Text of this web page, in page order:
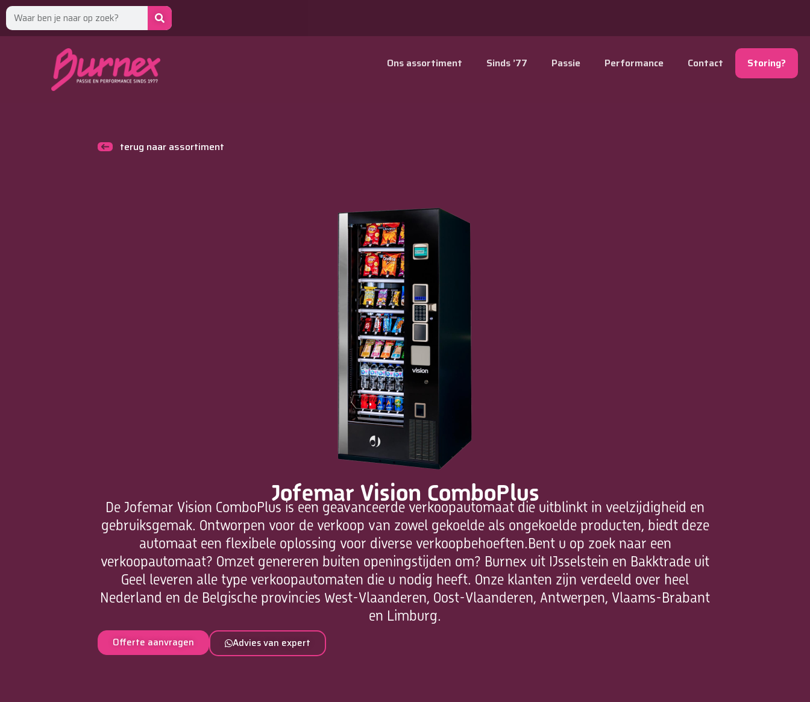
Ons assortiment Sinds ’77 Passie Performance Contact Storing?
terug naar assortiment
Jofemar Vision ComboPlus
​De Jofemar Vision ComboPlus is een geavanceerde verkoopautomaat die uitblinkt in veelzijdigheid en
gebruiksgemak. Ontworpen voor de verkoop van zowel gekoelde als ongekoelde producten, biedt deze
automaat een flexibele oplossing voor diverse verkoopbehoeften.​ Bent u op zoek naar een
verkoopautomaat? Omzet genereren buiten openingstijden om? Burnex uit IJsselstein en Bakktrade uit
Geel leveren alle type verkoopautomaten die u nodig heeft. Onze klanten zijn verdeeld over heel
Nederland en de Belgische provincies West-Vlaanderen, Oost-Vlaanderen, Antwerpen, Vlaams-Brabant
en Limburg.
Offerte aanvragen Advies van expert